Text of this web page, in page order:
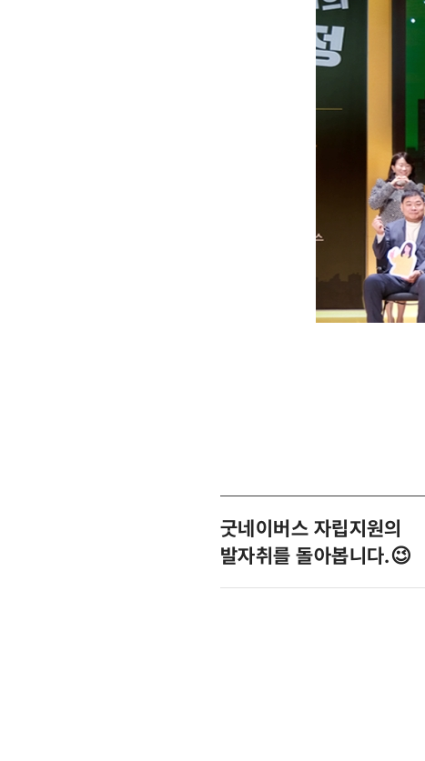
굿네이버스 자립지원의
발자취를 돌아봅니다.😉